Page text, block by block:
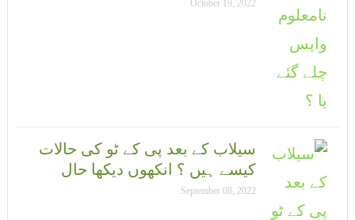
October 19, 2022
سیلاب کے بعد پی کے ٹو کی حالات
کیسے ہیں ؟ انکھوں دیکھا حال
September 08, 2022